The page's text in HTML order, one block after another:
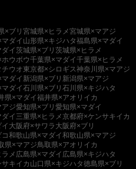
×ブリ 宮城県×ヒラメ宮城県×マアジ
ダイ 山形県×キジハタ福島県×マダイ
イ茨城県×ブリ 茨城県×ヒラメ
ウボウ千葉県×マダイ千葉県×ヒラメ
ウオ東京都×シロギス神奈川県×マアジ
ダイ 新潟県×ブリ 新潟県×マアジ
ダイ石川県×ブリ 石川県×キジハタ
県×マダイ福井県×アオリイカ
アジ愛知県×ブリ 愛知県×マダイ
イ 三重県×ヒラメ京都府×ケンサキイカ
大阪府×サワラ 大阪府×ブリ
和歌山県×マダイ和歌山県×マアジ
県×マアジ鳥取県×アオリイカ
メ 広島県×マダイ 広島県×キジハタ
キイカ 山口県×キジハタ徳島県×ブリ